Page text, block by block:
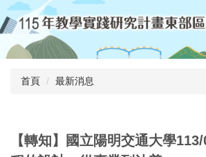
首頁 最新消息
【轉知】國立陽明交通大學